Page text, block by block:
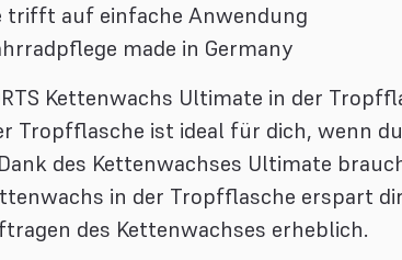
trifft auf einfache Anwendung
made in Germany
Kettenwachs Ultimate in der
Tropfflasche ist ideal für dich, wenn
des Kettenwachses Ultimate
in der Tropfflasche erspart
des Kettenwachses erheblich.